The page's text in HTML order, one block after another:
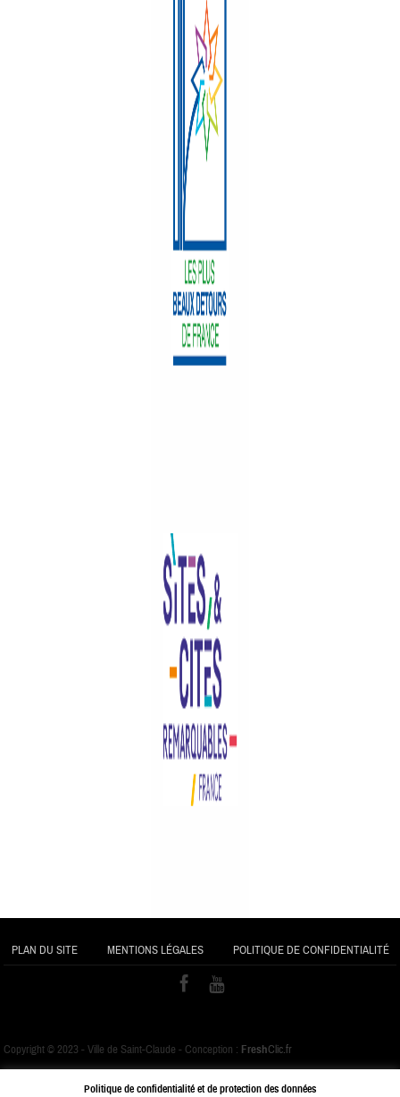
PLAN DU SITE MENTIONS LÉGALES POLITIQUE DE CONFIDENTIALITÉ
Copyright © 2023 - Ville de Saint-Claude - Conception : FreshClic.fr
Politique de confidentialité et de protection des données